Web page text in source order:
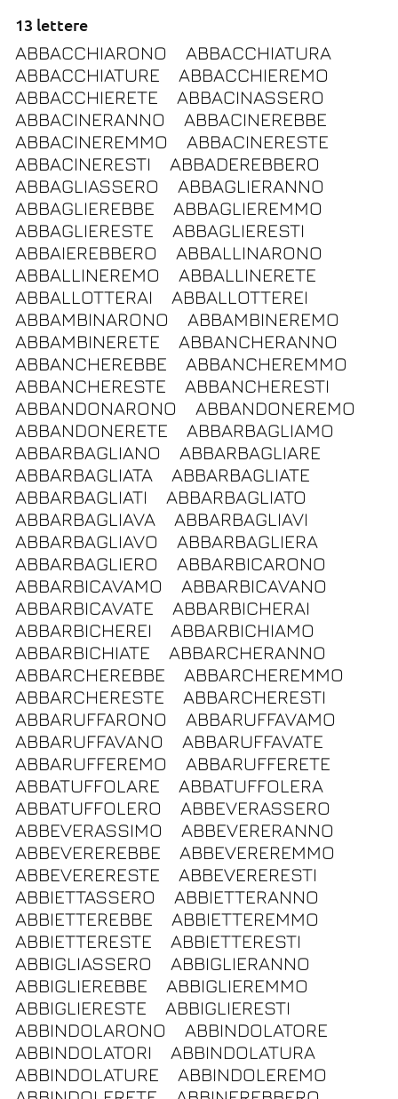
13 lettere
ABBACCHIARONO
ABBACCHIATURA
ABBACCHIATURE
ABBACCHIEREMO
ABBACCHIERETE
ABBACINASSERO
ABBACINERANNO
ABBACINEREBBE
ABBACINEREMMO
ABBACINERESTE
ABBACINERESTI
ABBADEREBBERO
ABBAGLIASSERO
ABBAGLIERANNO
ABBAGLIEREBBE
ABBAGLIEREMMO
ABBAGLIERESTE
ABBAGLIERESTI
ABBAIEREBBERO
ABBALLINARONO
ABBALLINEREMO
ABBALLINERETE
ABBALLOTTERAI
ABBALLOTTEREI
ABBAMBINARONO
ABBAMBINEREMO
ABBAMBINERETE
ABBANCHERANNO
ABBANCHEREBBE
ABBANCHEREMMO
ABBANCHERESTE
ABBANCHERESTI
ABBANDONARONO
ABBANDONEREMO
ABBANDONERETE
ABBARBAGLIAMO
ABBARBAGLIANO
ABBARBAGLIARE
ABBARBAGLIATA
ABBARBAGLIATE
ABBARBAGLIATI
ABBARBAGLIATO
ABBARBAGLIAVA
ABBARBAGLIAVI
ABBARBAGLIAVO
ABBARBAGLIERA
ABBARBAGLIERO
ABBARBICARONO
ABBARBICAVAMO
ABBARBICAVANO
ABBARBICAVATE
ABBARBICHERAI
ABBARBICHEREI
ABBARBICHIAMO
ABBARBICHIATE
ABBARCHERANNO
ABBARCHEREBBE
ABBARCHEREMMO
ABBARCHERESTE
ABBARCHERESTI
ABBARUFFARONO
ABBARUFFAVAMO
ABBARUFFAVANO
ABBARUFFAVATE
ABBARUFFEREMO
ABBARUFFERETE
ABBATUFFOLARE
ABBATUFFOLERA
ABBATUFFOLERO
ABBEVERASSERO
ABBEVERASSIMO
ABBEVERERANNO
ABBEVEREREBBE
ABBEVEREREMMO
ABBEVERERESTE
ABBEVERERESTI
ABBIETTASSERO
ABBIETTERANNO
ABBIETTEREBBE
ABBIETTEREMMO
ABBIETTERESTE
ABBIETTERESTI
ABBIGLIASSERO
ABBIGLIERANNO
ABBIGLIEREBBE
ABBIGLIEREMMO
ABBIGLIERESTE
ABBIGLIERESTI
ABBINDOLARONO
ABBINDOLATORE
ABBINDOLATORI
ABBINDOLATURA
ABBINDOLATURE
ABBINDOLEREMO